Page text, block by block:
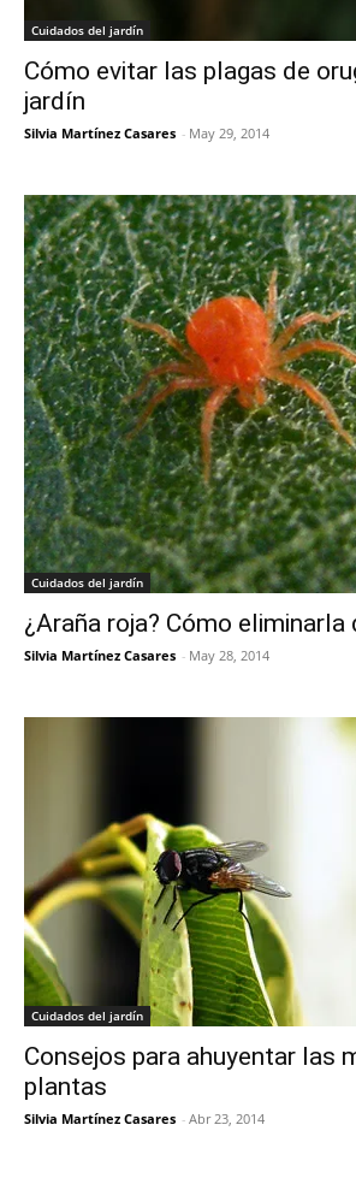
Cuidados del jardín
Cómo evitar las plagas de
jardín
Silvia Martínez Casares - May 29, 2014
Cuidados del jardín
¿Araña roja? Cómo
Silvia Martínez Casares - May 28, 2014
Cuidados del jardín
Consejos para ahuyentar las
plantas
Silvia Martínez Casares - Abr 23, 2014